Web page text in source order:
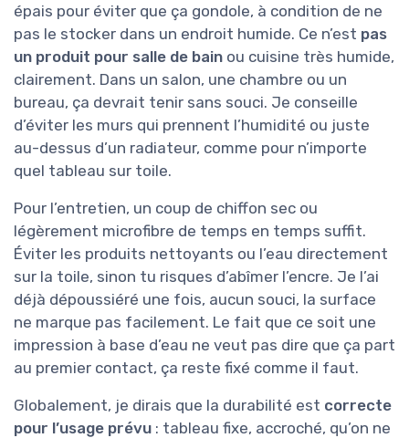
épais pour éviter que ça gondole, à condition de ne
pas le stocker dans un endroit humide. Ce n’est pas
un produit pour salle de bain ou cuisine très humide,
clairement. Dans un salon, une chambre ou un
bureau, ça devrait tenir sans souci. Je conseille
d’éviter les murs qui prennent l’humidité ou juste
au-dessus d’un radiateur, comme pour n’importe
quel tableau sur toile.
Pour l’entretien, un coup de chiffon sec ou
légèrement microfibre de temps en temps suffit.
Éviter les produits nettoyants ou l’eau directement
sur la toile, sinon tu risques d’abîmer l’encre. Je l’ai
déjà dépoussiéré une fois, aucun souci, la surface
ne marque pas facilement. Le fait que ce soit une
impression à base d’eau ne veut pas dire que ça part
au premier contact, ça reste fixé comme il faut.
Globalement, je dirais que la durabilité est correcte
pour l’usage prévu : tableau fixe, accroché, qu’on ne